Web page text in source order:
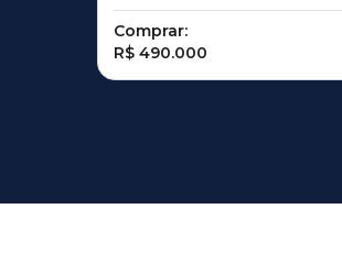
Comprar:
R$ 490.000